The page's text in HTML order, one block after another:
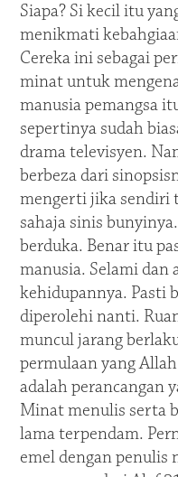
Siapa? Si kecil itu
menikmati
Cereka ini sebagai
minat untuk
manusia pemangsa
sepertinya sudah
drama televisyen.
berbeza dari
mengerti jika sendiri
sahaja sinis
berduka. Benar itu
manusia. Selami
kehidupannya. Pasti
diperolehi nanti.
muncul jarang
permulaan yang
adalah perancangan
Minat menulis serta
lama terpendam.
emel dengan penulis